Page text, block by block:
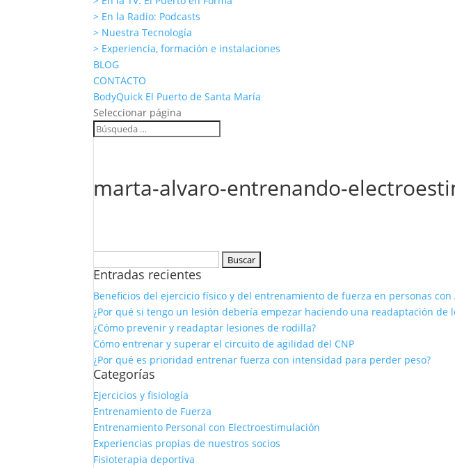
> En la Radio: Podcasts
> Nuestra Tecnología
> Experiencia, formación e instalaciones
BLOG
CONTACTO
BodyQuick El Puerto de Santa María
Seleccionar página
marta-alvaro-entrenando-
Entradas recientes
Beneficios del ejercicio físico y del entrenamiento de fuerza en personas con
¿Por qué si tengo un lesión debería empezar haciendo una readaptación de
¿Cómo prevenir y readaptar lesiones de rodilla?
Cómo entrenar y superar el circuito de agilidad del CNP
¿Por qué es prioridad entrenar fuerza con intensidad para perder peso?
Categorías
Ejercicios y fisiología
Entrenamiento de Fuerza
Entrenamiento Personal con Electroestimulación
Experiencias propias de nuestros socios
Fisioterapia deportiva